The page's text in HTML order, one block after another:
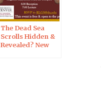
The Dead Sea
Scrolls Hidden &
Revealed? New